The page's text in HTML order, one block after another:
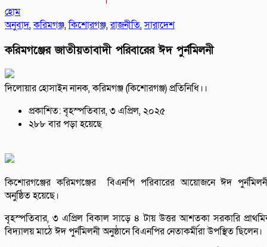
হোম
অনুবাদ,করিমগঞ্জ,কিশোরগঞ্জ,রাজনীতি,সারাদেশ
করিমগঞ্জের জাতীয়তাবাদী পরিবারের ঈদ পুর্নমিলনী
দিলোয়ার হোসাইন নানক, করিমগঞ্জ (কিশোরগঞ্জ) প্রতিনিধি।।
প্রকাশিত: বৃহস্পতিবার, ৩ এপ্রিল, ২০২৫
২৮৮ বার পড়া হয়েছে
কিশোরগঞ্জের করিমগঞ্জের বিএনপি পরিবারের আয়োজনে ঈদ
অনুষ্ঠিত হয়েছে।
বৃহস্পতিবার, ৩ এপ্রিল বিকাল সাড়ে ৪ টায় উত্তর আশতকা সরকারি
বিদ্যালয় মাঠে ঈদ পুর্নমিলনী অনুষ্ঠানে বিএনপির নেতাকর্মীরা উপস্থিত ছিলেন।